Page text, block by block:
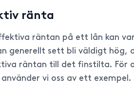
ränta
räntan på ett lån kan
generellt sett bli väldigt
räntan till det finstilta. För
vi oss av ett exempel.